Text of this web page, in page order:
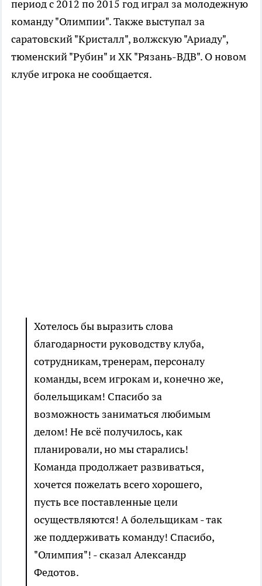
период с 2012 по 2015 год играл за молодежную
команду "Олимпии". Также выступал за
саратовский "Кристалл", волжскую "Ариаду",
тюменский "Рубин" и ХК "Рязань-ВДВ". О новом
клубе игрока не сообщается.
Хотелось бы выразить слова
благодарности руководству клуба,
сотрудникам, тренерам, персоналу
команды, всем игрокам и, конечно же,
болельщикам! Спасибо за
возможность заниматься любимым
делом! Не всё получилось, как
планировали, но мы старались!
Команда продолжает развиваться,
хочется пожелать всего хорошего,
пусть все поставленные цели
осуществляются! А болельщикам - так
же поддерживать команду! Спасибо,
"Олимпия"! - сказал Александр
Федотов.